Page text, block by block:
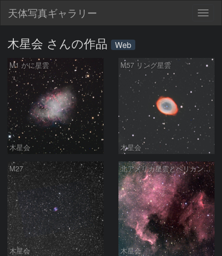
天体写真ギャラリー
木星会 さんの作品 Web
M1 かに星雲
木星会
M57 リング星雲
木星会
M27
木星会
北アメリカ星雲とペリカン星雲
木星会